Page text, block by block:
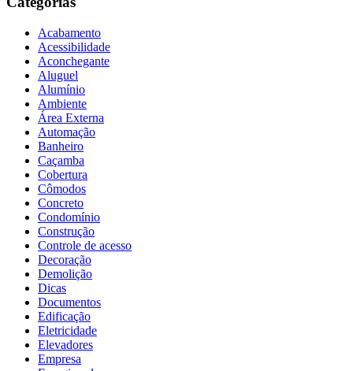
Acabamento
Acessibilidade
Aconchegante
Aluguel
Alumínio
Ambiente
Área Externa
Automação
Banheiro
Caçamba
Cobertura
Cômodos
Concreto
Condomínio
Construção
Controle de acesso
Decoração
Demolição
Dicas
Documentos
Edificação
Eletricidade
Elevadores
Empresa